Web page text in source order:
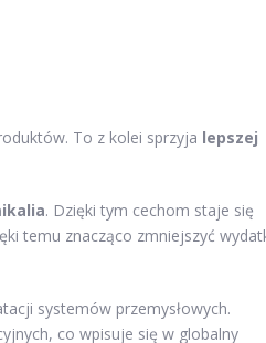
To z kolei sprzyja lepszej
. Dzięki tym cechom staje się
temu znacząco zmniejszyć
systemów przemysłowych.
co wpisuje się w globalny